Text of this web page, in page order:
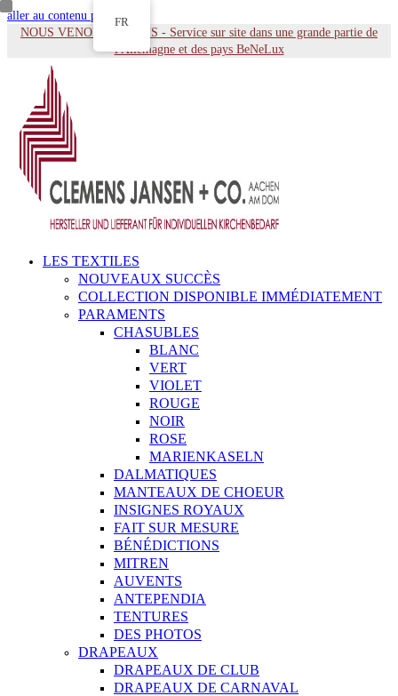
aller au contenu principal
NOUS VENONS À VOUS - Service sur site dans une grande partie de
l'Allemagne et des pays BeNeLux
LES TEXTILES
NOUVEAUX SUCCÈS
COLLECTION DISPONIBLE IMMÉDIATEMENT
PARAMENTS
CHASUBLES
BLANC
VERT
VIOLET
ROUGE
NOIR
ROSE
MARIENKASELN
DALMATIQUES
MANTEAUX DE CHOEUR
INSIGNES ROYAUX
FAIT SUR MESURE
BÉNÉDICTIONS
MITREN
AUVENTS
ANTEPENDIA
TENTURES
DES PHOTOS
DRAPEAUX
DRAPEAUX DE CLUB
DRAPEAUX DE CARNAVAL
FR